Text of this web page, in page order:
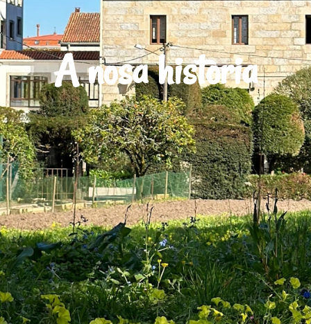
A nosa historia